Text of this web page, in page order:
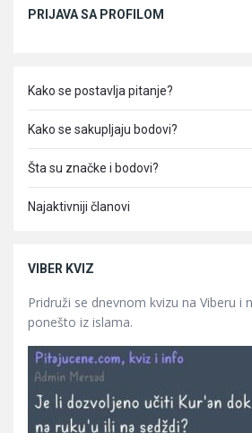
PRIJAVA SA PROFILOM
Kako se postavlja pitanje?
Kako se sakupljaju bodovi?
Šta su značke i bodovi?
Najaktivniji članovi
VIBER KVIZ
Pridruži se dnevnom kvizu na Viberu i
ponešto iz islama.